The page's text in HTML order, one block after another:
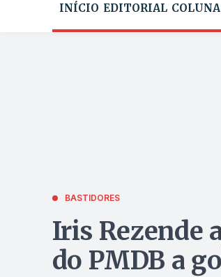
INÍCIO EDITORIAL
BASTIDORES
Iris Rezende
do PMDB a